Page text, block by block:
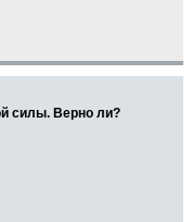
силы. Верно ли?